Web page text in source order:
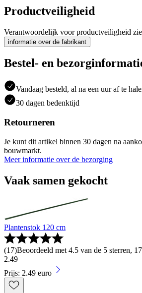
Productveiligheid
Verantwoordelijk voor productveiligheid zie
informatie over de fabrikant
Bestel- en
Vandaag besteld, al na een uur af te
30 dagen bedenktijd
Retourneren
Je kunt dit artikel binnen 30 dagen na
bouwmarkt.
Meer informatie over de bezorging
Vaak samen gekocht
Plantenstok 120 cm
(17)Beoordeeld met 4.5 van de 5 sterren,
2.49
Prijs: 2.49 euro